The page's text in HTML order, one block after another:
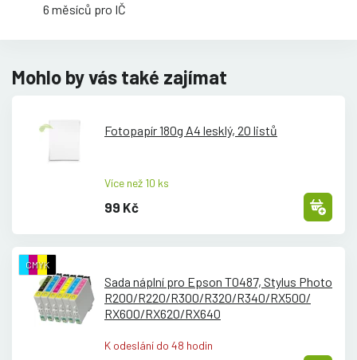
6 měsíců pro IČ
Mohlo by vás také zajímat
Fotopapír 180g A4 lesklý, 20 listů
Více než 10 ks
99 Kč
CMYK
Sada náplní pro Epson T0487, Stylus Photo
R200/R220/R300/R320/R340/RX500/
RX600/RX620/RX640
K odeslání do 48 hodin